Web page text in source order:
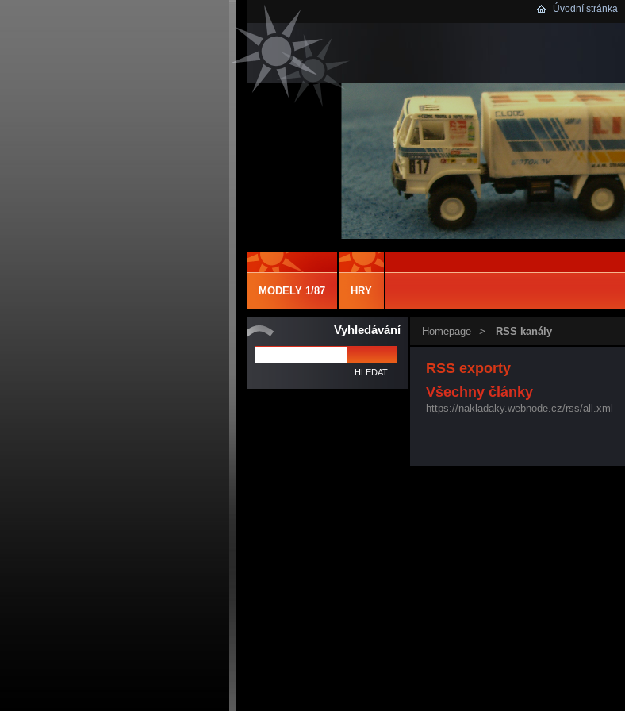
Úvodní stránka
Vyhledávání Homepage > RSS kanály
RSS exporty
Všechny články
https://nakladaky.webnode.cz/rss/all.xml
MODELY 1/87 HRY